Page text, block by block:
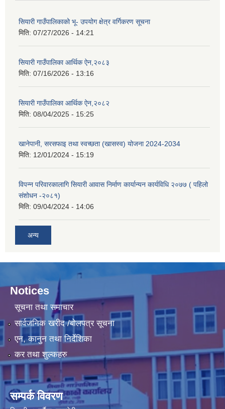
सियारी गाउँपालिकाको भू- उपयोग क्षेत्र वर्गिकरण सूचना
मिति: 07/27/2026 - 14:21
सियारी गाउँपालिका आर्थिक ऐन,२०८३
मिति: 07/16/2026 - 13:16
सियारी गाउँपालिका आर्थिक ऐन,२०८२
मिति: 08/04/2025 - 15:25
खानेपानी, सरसफाइ तथा स्वच्छता (खासस्व) योजना 2024-2034
मिति: 12/01/2024 - 15:19
विपन्न परिवारकालागि सियारी आवास निर्माण कार्यान्यन कार्यविधि २०७७ ( पहिलो
संशोधन -२०८१)
मिति: 09/04/2024 - 14:06
अन्य
Notices
सूचना तथा समाचार
सार्वजनिक खरीद /बोलपत्र सूचना
एन, कानुन तथा निर्देशिका
कर तथा शुल्कहरु
सम्पर्क विवरण